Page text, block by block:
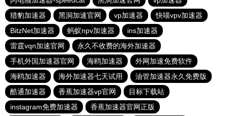
猎豹加速器
黑洞加速官网 vp加速器
快喵vpv加速器
BitzNet加速器
蚂蚁npv加速器
ins加速器
雷霆vqn加速官网
永久不收费的海外加速器
手机外国加速器官网
海鸥加速器
外网加速免费软件
海鸥加速器
海外加速器七天试用
油管加速器永久免费版
酷通加速器
香蕉加速器vp官网
目标下载站
instagram免费加速器
香蕉加速器官网正版